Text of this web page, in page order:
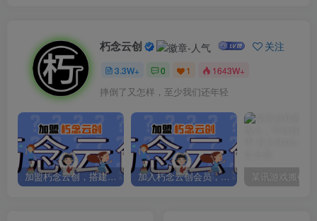
朽念云创 关注
3.3W+ 0 1 1643W+
摔倒了又怎样，至少我们还年轻
加盟朽念云创，搭建同款项目资源站，实现日入2000+ 加入朽念云创会员，全站资源免费学习。